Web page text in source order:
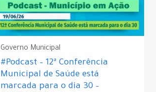
Governo Municipal
#Podcast – 12ª Conferência
Municipal de Saúde está
marcada para o dia 30 –